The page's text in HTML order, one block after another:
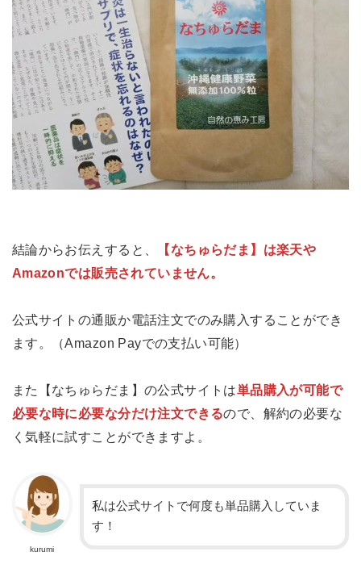
結論からお伝えすると、
【なちゅらだま】は楽天や
Amazonでは販売されていません。
公式サイトの通販か電話注文でのみ購入することができ
ます。（Amazon Payでの支払い可能）
また【なちゅらだま】の公式サイトは単品購入が可能で
必要な時に必要な分だけ注文できるので、解約の必要な
く気軽に試すことができますよ。
kurumi
私は公式サイトで何度も単品購入していま
す！